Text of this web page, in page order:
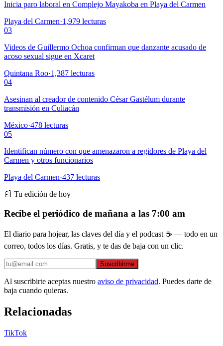
Inicia paro laboral en Complejo Mayakoba en Playa del Carmen
Playa del Carmen·1,979 lecturas
03
Videos de Guillermo Ochoa confirman que danzante acusado de
acoso sexual sigue en Xcaret
Quintana Roo·1,387 lecturas
04
Asesinan al creador de contenido César Gastélum durante
transmisión en Culiacán
México·478 lecturas
05
Identifican número con que amenazaron a regidores de Playa del
Carmen y otros funcionarios
Playa del Carmen·437 lecturas
📰 Tu edición de hoy
Recibe el periódico de mañana a las 7:00 am
El diario para hojear, las claves del día y el podcast ☕ — todo en un
correo, todos los días. Gratis, y te das de baja con un clic.
Suscribirme
Al suscribirte aceptas nuestro aviso de privacidad. Puedes darte de
baja cuando quieras.
Relacionadas
TikTok